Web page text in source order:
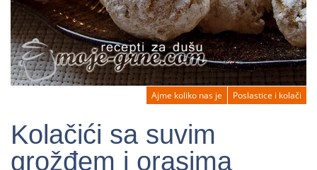
Ajme koliko nas je Poslastice i kolači
Kolačići sa suvim
grožđem i orasima